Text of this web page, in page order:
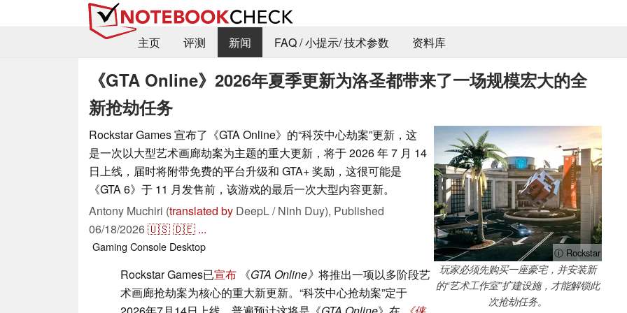
主页 评测 新闻 FAQ / 小提示/ 技术参数 资料库
《GTA Online》2026年夏季更新为洛圣都带来了一场规模宏大的全
新抢劫任务
ⓘ Rockstar
玩家必须先购买一座豪宅，并安装新
的“艺术工作室”扩建设施，才能解锁此
次抢劫任务。
Rockstar Games 宣布了《GTA Online》的“科茨中心劫案”更新，这
是一次以大型艺术画廊劫案为主题的重大更新，将于 2026 年 7 月 14
日上线，届时将附带免费的平台升级和 GTA+ 奖励，这很可能是
《GTA 6》于 11 月发售前，该游戏的最后一次大型内容更新。
Antony Muchiri (translated by DeepL / Ninh Duy), Published
06/18/2026🇺🇸🇩🇪 ...
Gaming Console Desktop
Rockstar Games已宣布 《GTA Online》 将推出一项以多阶段艺
术画廊抢劫案为核心的重大新更新。“科茨中心抢劫案”定于